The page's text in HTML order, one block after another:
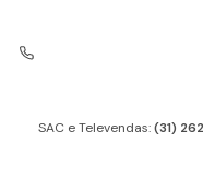
SAC e Televendas:(31)